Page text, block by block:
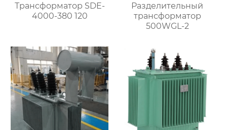
Трансформатор SDE-
4000-380 120
Разделительный
трансформатор
500WGL-2